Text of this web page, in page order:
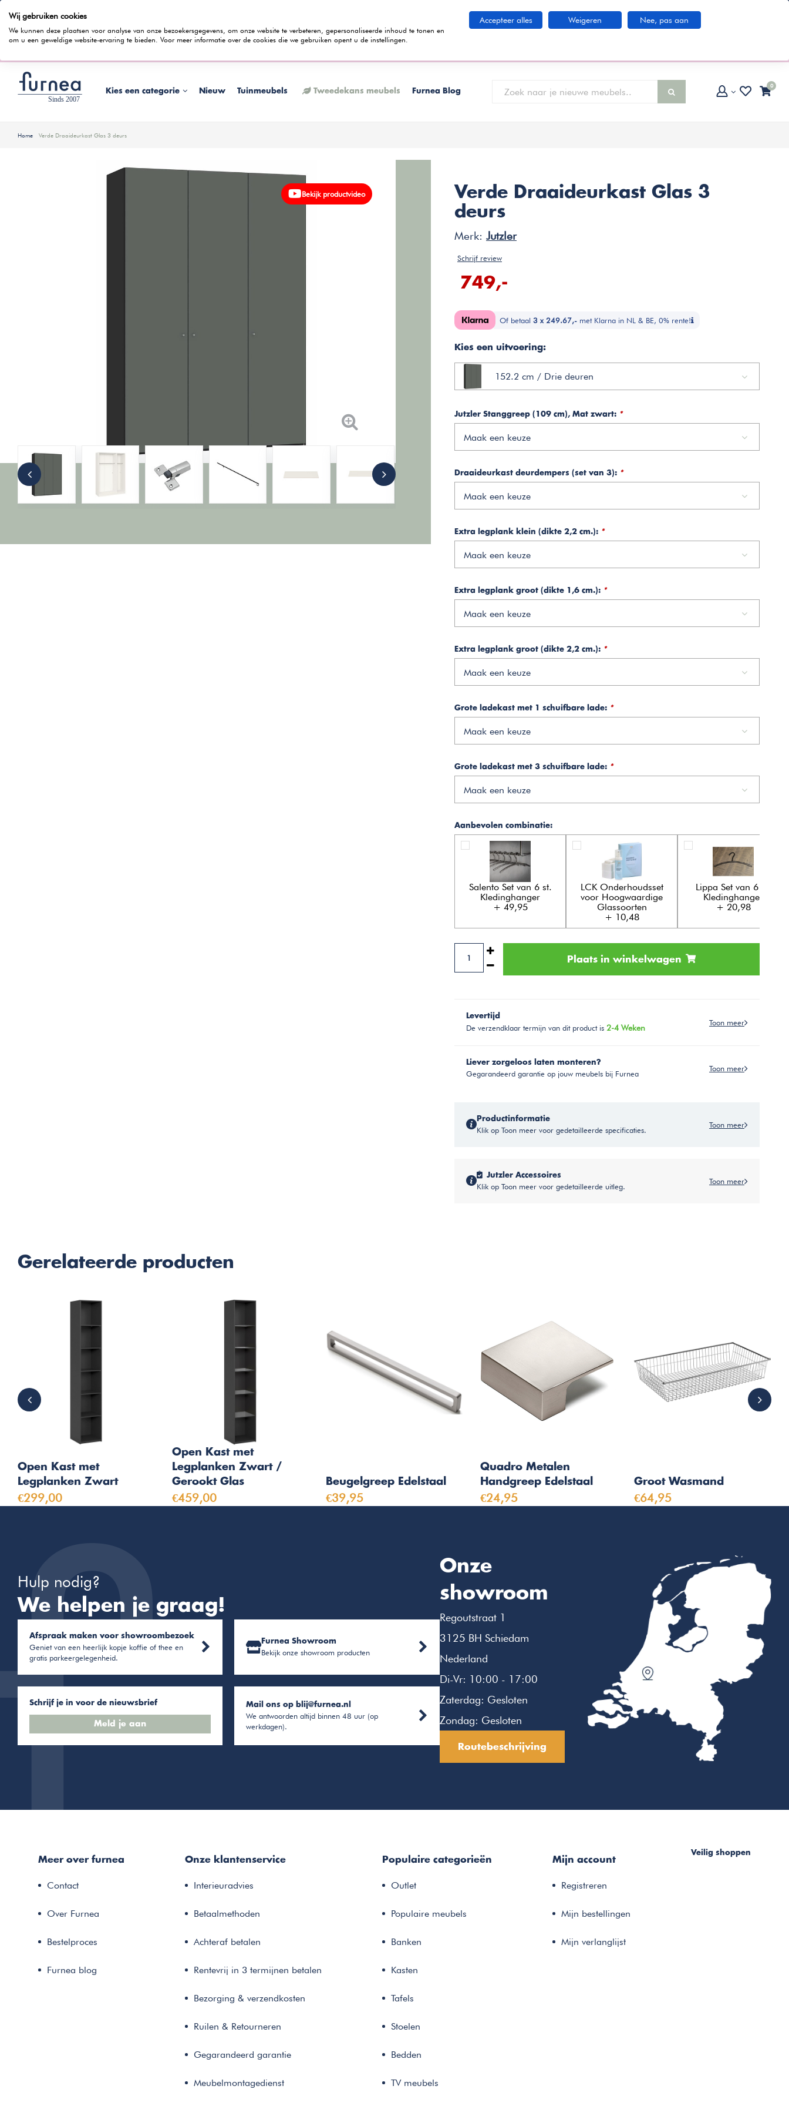
100 dagen bedenktijd
Wist je dat je ook in termijnen kunt betalen? Tijdens het bestelproces kun je kiezen voor de
Kies een categorie Nieuw Tuinmeubels Tweedekans meubels Furnea Blog
0
Home Verde Draaideurkast Glas 3 deurs
Bekijk productvideo
Verde Draaideurkast Glas 3
deurs
Merk: Jutzler
Schrijf review
749,-
Of betaal 3 x 249.67,- met Klarna in NL & BE, 0% rente!
Kies een uitvoering:
152.2 cm / Drie deuren
Jutzler Stanggreep (109 cm), Mat zwart: *
Maak een keuze
Draaideurkast deurdempers (set van 3): *
Maak een keuze
Extra legplank klein (dikte 2,2 cm.): *
Maak een keuze
Extra legplank groot (dikte 1,6 cm.): *
Maak een keuze
Extra legplank groot (dikte 2,2 cm.): *
Maak een keuze
Grote ladekast met 1 schuifbare lade: *
Maak een keuze
Grote ladekast met 3 schuifbare lade: *
Maak een keuze
Aanbevolen combinatie:
Salento Set van 6 st.
Kledinghanger
+ 49,95
LCK Onderhoudsset
voor Hoogwaardige
Glassoorten
+ 10,48
Lippa Set van 6 st.
Kledinghanger
+ 20,98
Plaats in winkelwagen
Levertijd
De verzendklaar termijn van dit product is 2-4 Weken
Toon meer
Liever zorgeloos laten monteren?
Gegarandeerd garantie op jouw meubels bij Furnea
Toon meer
Productinformatie
Klik op Toon meer voor gedetailleerde specificaties.
Toon meer
Jutzler Accessoires
Klik op Toon meer voor gedetailleerde uitleg.
Toon meer
Gerelateerde producten
Open Kast met
Legplanken Zwart
€299,00
Open Kast met
Legplanken Zwart /
Gerookt Glas
€459,00
Beugelgreep Edelstaal
€39,95
Quadro Metalen
Handgreep Edelstaal
€24,95
Groot Wasmand
€64,95
Hulp nodig?
We helpen je graag!
Afspraak maken voor showroombezoek
Geniet van een heerlijk kopje koffie of thee en
gratis parkeergelegenheid.
Furnea Showroom
Bekijk onze showroom producten
Schrijf je in voor de nieuwsbrief
Meld je aan
Mail ons op blij@furnea.nl
We antwoorden altijd binnen 48 uur (op
werkdagen).
Onze
showroom
Regoutstraat 1
3125 BH Schiedam
Nederland
Di-Vr: 10:00 - 17:00
Zaterdag: Gesloten
Zondag: Gesloten
Routebeschrijving
Meer over furnea
Contact
Over Furnea
Bestelproces
Furnea blog
Onze klantenservice
Interieuradvies
Betaalmethoden
Achteraf betalen
Rentevrij in 3 termijnen betalen
Bezorging & verzendkosten
Ruilen & Retourneren
Gegarandeerd garantie
Meubelmontagedienst
Populaire categorieën
Outlet
Populaire meubels
Banken
Kasten
Tafels
Stoelen
Bedden
TV meubels
Mijn account
Registreren
Mijn bestellingen
Mijn verlanglijst
Veilig shoppen
Wij gebruiken cookies
We kunnen deze plaatsen voor analyse van onze bezoekersgegevens, om onze website te verbeteren, gepersonaliseerde inhoud te tonen en
om u een geweldige website-ervaring te bieden. Voor meer informatie over de cookies die we gebruiken opent u de instellingen.
Accepteer alles Weigeren Nee, pas aan